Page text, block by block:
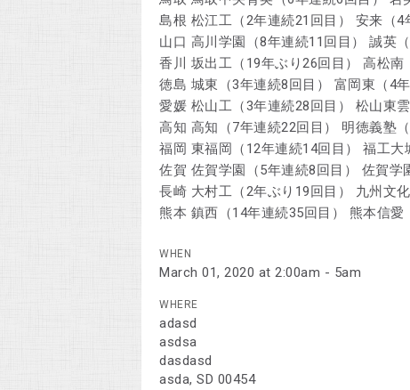
島根 松江工（2年連続21回目） 安来（4
山口 高川学園（8年連続11回目） 誠英（
香川 坂出工（19年ぶり26回目） 高松南
徳島 城東（3年連続8回目） 富岡東（4年
愛媛 松山工（3年連続28回目） 松山東雲
高知 高知（7年連続22回目） 明徳義塾（
福岡 東福岡（12年連続14回目） 福工大
佐賀 佐賀学園（5年連続8回目） 佐賀学
長崎 大村工（2年ぶり19回目） 九州文
熊本 鎮西（14年連続35回目） 熊本信愛
WHEN
March 01, 2020 at 2:00am - 5am
WHERE
adasd
asdsa
dasdasd
asda, SD 00454